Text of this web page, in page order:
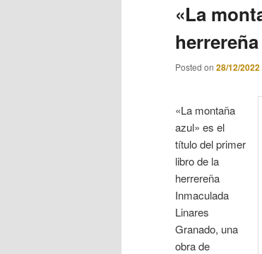
«La
Posted on 28/12/2022
«La montaña
azul» es el
título del primer
libro de la
herrereña
Inmaculada
Linares
Granado, una
obra de